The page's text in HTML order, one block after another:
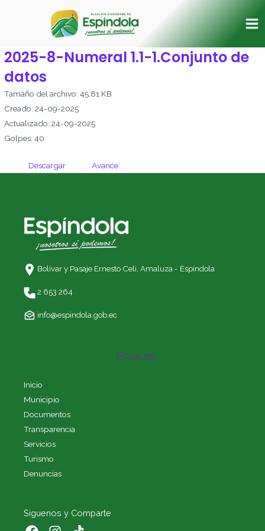
2025-8-Numeral 1.1-1.Conjunto de
datos
Tamaño del archivo: 45.81 KB
Creado: 24-09-2025
Actualizado: 24-09-2025
Golpes: 40
Descargar Avance
Bolívar y Pasaje Ernesto Celi, Amaluza - Espíndola
2 653 264
info@espindola.gob.ec
Enlaces
Inicio
Municipio
Documentos
Transparencia
Servicios
Turismo
Denuncias
Siguenos y Comparte